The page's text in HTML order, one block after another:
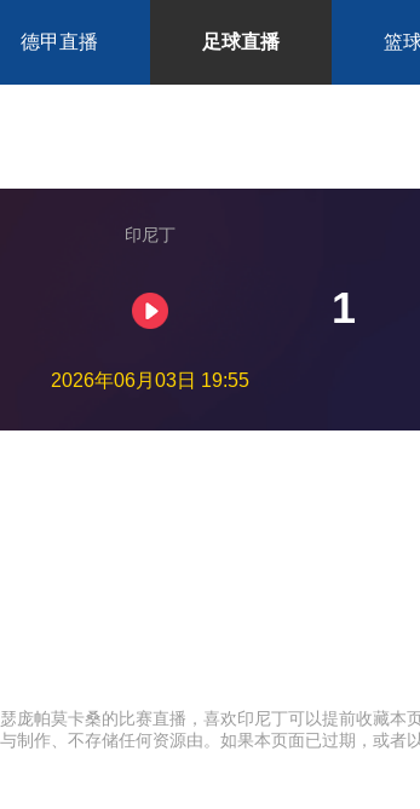
德甲直播 足球直播 篮
印尼丁
1
2026年06月03日 19:55
庞帕莫卡桑的比赛直播，喜欢印尼丁可以提前收藏
作、不存储任何资源由。如果本页面已过期，或者